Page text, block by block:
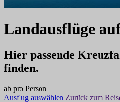
Landausflüge
Hier passende
finden.
ab pro Person
Ausflug auswählen Zurück zum